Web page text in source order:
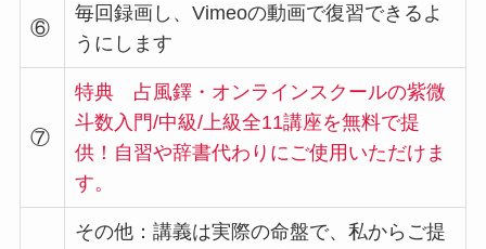
⑥
毎回録画し、Vimeoの動画で復習できるよ
うにします
⑦
特典 占風鐸・オンラインスクールの紫微
斗数入門/中級/上級全11講座を無料で提
供！自習や辞書代わりにご使用いただけま
す。
その他：講義は実際の命盤で、私からご提